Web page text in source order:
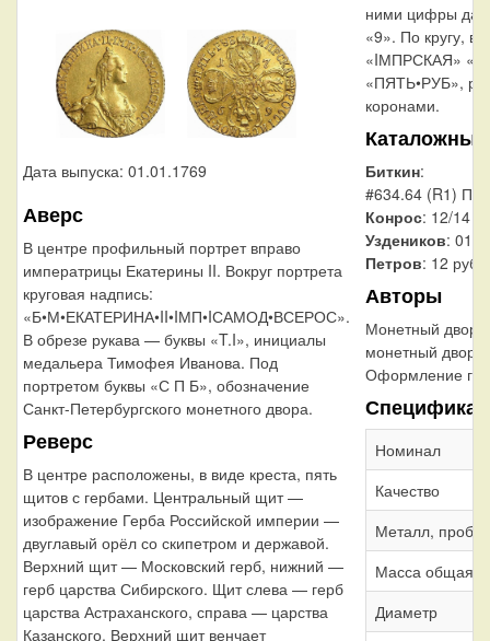
Дата выпуска: 01.01.1769
Аверс
В центре профильный портрет вправо
императрицы Екатерины II. Вокруг портрета
круговая надпись:
«Б•М•ЕКАТЕРИНА•II•IМП•IСАМОД•ВСЕРОС».
В обрезе рукава — буквы «T.I», инициалы
медальера Тимофея Иванова. Под
портретом буквы «С П Б», обозначение
Санкт-Петербургского монетного двора.
Реверс
В центре расположены, в виде креста, пять
щитов с гербами. Центральный щит —
изображение Герба Российской империи —
двуглавый орёл со скипетром и державой.
Верхний щит — Московский герб, нижний —
герб царства Сибирского. Щит слева — герб
царства Астраханского, справа — царства
Казанского. Верхний щит венчает
ними цифры
«9». По кругу,
«IМПРСКАЯ»
«ПЯТЬ•РУБ»,
коронами.
Биткин:
#634.64 (R1)
Конрос: 12/14
Уздеников:
Петров: 12
Авторы
Монетный двор:
монетный двор
Оформление
Номинал
Качество
Металл, проба
Масса общая
Диаметр